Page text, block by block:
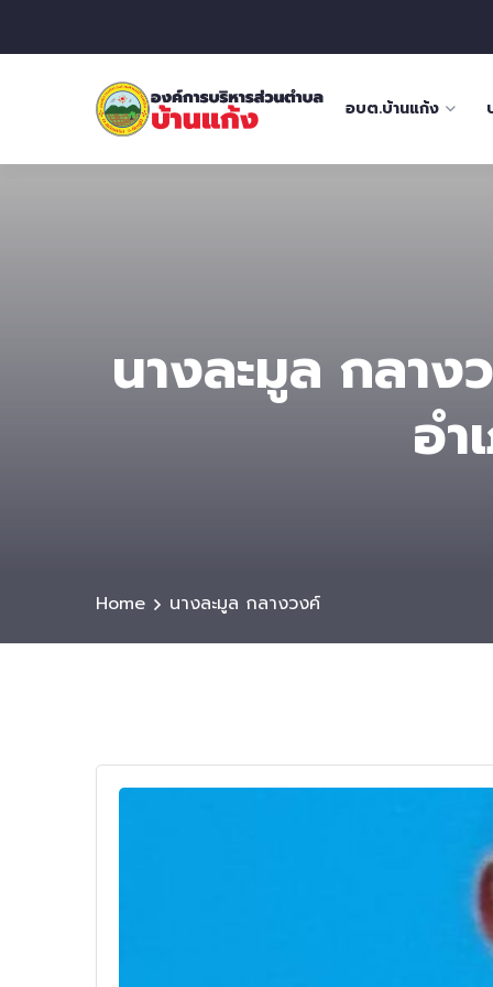
อบต.บ้านแก้ง
นางละมูล กลา
อ
Home นางละมูล กลางวงค์